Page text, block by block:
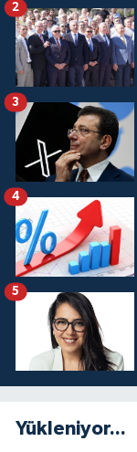
2
3
4
5
Yükleniyor...